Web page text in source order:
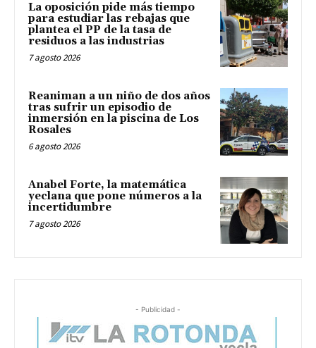
La oposición pide más tiempo
para estudiar las rebajas que
plantea el PP de la tasa de
residuos a las industrias
7 agosto 2026
Reaniman a un niño de dos años
tras sufrir un episodio de
inmersión en la piscina de Los
Rosales
6 agosto 2026
Anabel Forte, la matemática
yeclana que pone números a la
incertidumbre
7 agosto 2026
- Publicidad -